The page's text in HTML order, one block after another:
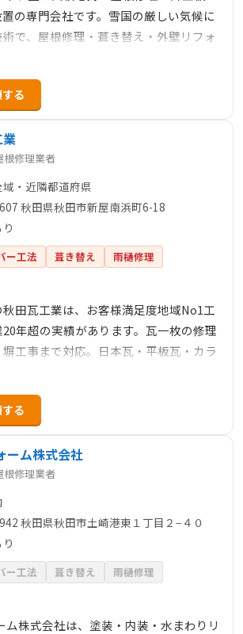
の専門会社です。雪国の厳しい気候に
で、屋根修理・葺き替え・外壁リフォ
薪ストーブ設置まで幅広く対応。屋根
ッショナルが迅速・丁寧に対応し、大
。
る
根修理業者
・近隣都道府県
秋田県秋田市新屋南浜町6-18
ー工法 葺き替え
雨樋修理
田瓦工業は、お客様満足度地域No1工
年超の実績があります。瓦一枚の修理
工事まで対応。日本瓦・平板瓦・カラ
あらゆる要望にお応えし、屋根点検・
修理・葺替等のアフターサービスも万
事なマイホームを守るため、手抜き工事
工いたします。
る
ーム株式会社
根修理業者
秋田県秋田市土崎港東１丁目２−４０
ー工法 葺き替え
雨樋修理
ム株式会社は、塗装・内装・水まわりリ